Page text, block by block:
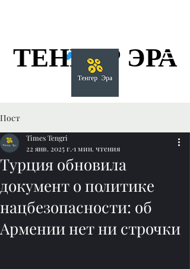
ТЕНГЕР ЭРА
ТЕНГЕР ЭРА
Пост
Турция обновила
документ о политике
нацбезопасности: об
Армении нет ни строчки
Times Tengri
22 янв. 2025 г. 1 мин. чтения